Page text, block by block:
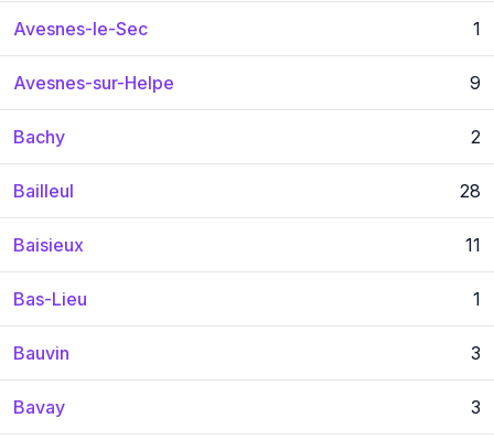
Avesnes-le-Sec 1
Avesnes-sur-Helpe 9
Bachy 2
Bailleul 28
Baisieux 11
Bas-Lieu 1
Bauvin 3
Bavay 3